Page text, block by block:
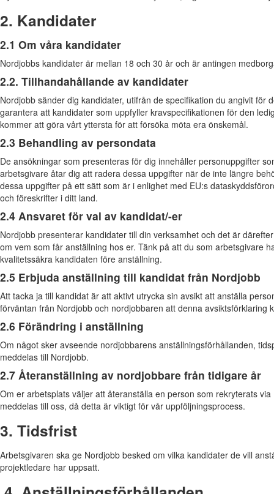
2. Kandidater
2.1 Om våra kandidater
Nordjobbs kandidater är mellan 18 och 30 år och är antingen
2.2. Tillhandahållande av kandidater
Nordjobb sänder dig kandidater, utifrån de specifikation du angivit för
garantera att kandidater som uppfyller kravspecifikationen för den
kommer att göra vårt yttersta för att försöka möta era önskemål.
2.3 Behandling av persondata
De ansökningar som presenteras för dig innehåller personuppgifter
arbetsgivare åtar dig att radera dessa uppgifter när de inte längre
dessa uppgifter på ett sätt som är i enlighet med EU:s
och föreskrifter i ditt land.
2.4 Ansvaret för val av kandidat/-er
Nordjobb presenterar kandidater till din verksamhet och det är
om vem som får anställning hos er. Tänk på att du som arbetsgivare
kvalitetssäkra kandidaten före anställning.
2.5 Erbjuda anställning till kandidat från Nordjobb
Att tacka ja till kandidat är att aktivt utrycka sin avsikt att anställa
förväntan från Nordjobb och nordjobbaren att denna avsiktsförklaring
2.6 Förändring i anställning
Om något sker avseende nordjobbarens anställningsförhållanden,
meddelas till Nordjobb.
2.7 Återanställning av nordjobbare från tidigare år
Om er arbetsplats väljer att återanställa en person som rekryterats
meddelas till oss, då detta är viktigt för vår uppföljningsprocess.
3. Tidsfrist
Arbetsgivaren ska ge Nordjobb besked om vilka kandidater de vill
projektledare har uppsatt.